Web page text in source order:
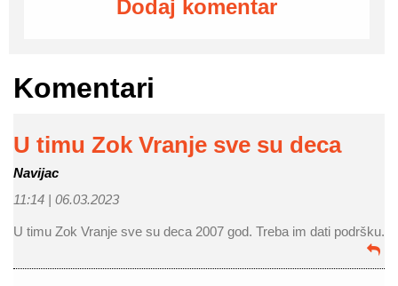
Dodaj komentar
Komentari
U timu Zok Vranje sve su deca
Navijac
11:14 | 06.03.2023
U timu Zok Vranje sve su deca 2007 god. Treba im dati podršku.